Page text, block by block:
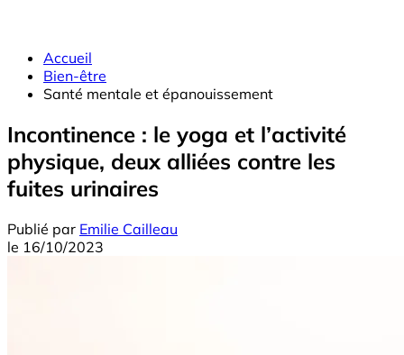
Accueil
Bien-être
Santé mentale et épanouissement
Incontinence : le yoga et l’activité
physique, deux alliées contre les
fuites urinaires
Publié par Emilie Cailleau
le 16/10/2023